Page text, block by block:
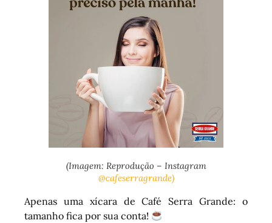
(Imagem: Reprodução – Instagram
@cafeserragrande)
Apenas uma xícara de Café Serra Grande: o
tamanho fica por sua conta!